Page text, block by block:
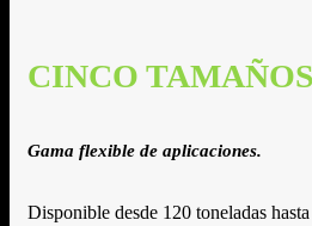
CINCO
Gama flexible de aplicaciones.
Disponible desde 120 toneladas